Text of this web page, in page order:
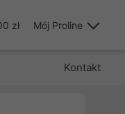
zł Mój Proline
Kontakt